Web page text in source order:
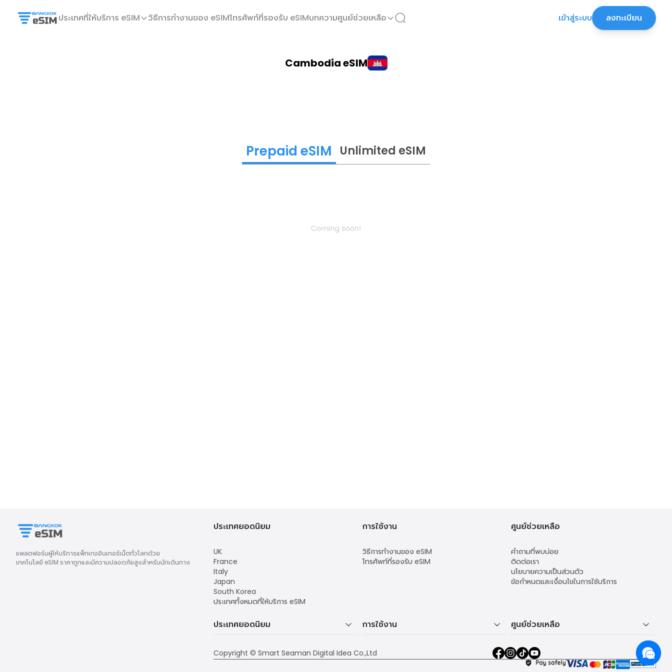
ประเทศที่ให้บริการ eSIM วิธีการทำงานของ eSIMโทรศัพท์ที่รองรับ eSIMบทความศูนย์ช่วยเหลือ เข้าสู่ระบบ ลงทะเบียน
Cambodia eSIM
Prepaid eSIM Unlimited eSIM
แพลตฟอร์มผู้ให้บริการแพ็กเกจอินเทอร์เน็ตทั่วโลกด้วย
เทคโนโลยี eSIM ราคาถูกและมีความปลอดภัยสูงสำหรับนักเดินทาง
ประเทศยอดนิยม
UK
France
Italy
Japan
South Korea
ประเทศทั้งหมดที่ให้บริการ eSIM
การใช้งาน
วิธีการทำงานของ eSIM
โทรศัพท์ที่รองรับ eSIM
ศูนย์ช่วยเหลือ
คำถามที่พบบ่อย
ติดต่อเรา
นโยบายความเป็นส่วนตัว
ข้อกำหนดและเงื่อนไขในการใช้บริการ
ประเทศยอดนิยม การใช้งาน ศูนย์ช่วยเหลือ
Copyright © Smart Seaman Digital Idea Co.,Ltd